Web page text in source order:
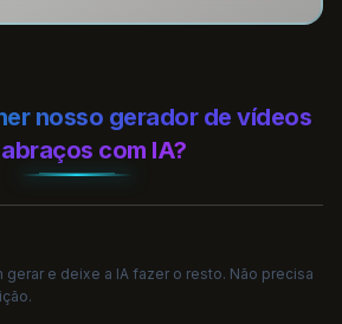
nosso gerador de vídeos
com IA?
gerar e deixe a IA fazer o resto. Não precisa